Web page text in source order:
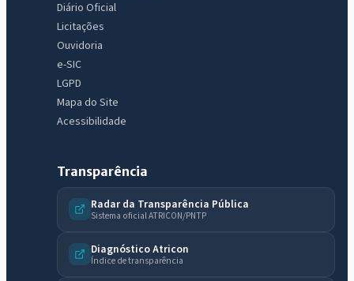
Diário Oficial
Licitações
Ouvidoria
e-SIC
LGPD
Mapa do Site
Acessibilidade
Transparência
Radar da Transparência Pública
Sistema oficial ATRICON/PNTP
Diagnóstico Atricon
Índice de transparência